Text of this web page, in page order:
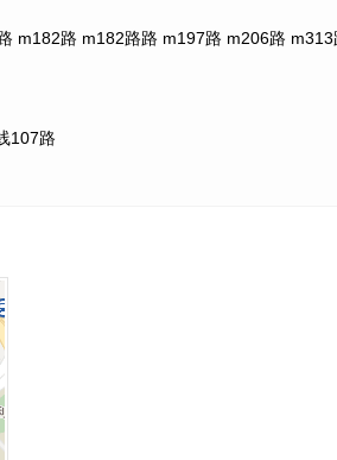
m182路 m182路路 m197路 m206路
107路